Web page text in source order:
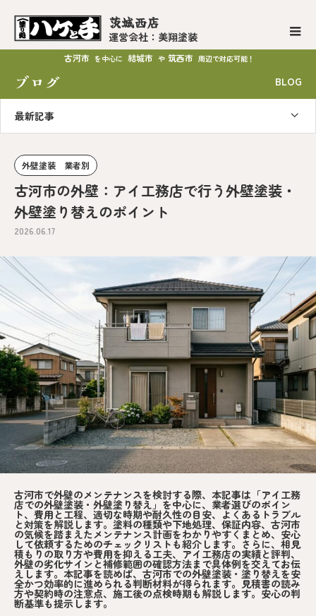
茨城西店
運営会社：美翔塗装
古河市 を中心に 結城市 や 筑西市 周辺で対応可能！
ブログ BLOG
最新記事
外壁塗装 業者別
古河市の外壁：アイ工務店で行う外壁塗装・
外壁塗り替えのポイント
2026.06.17
古河市で外壁のメンテナンスを検討する際、本記事は「アイ工務
店での外壁塗装・外壁塗り替え」を中心に、業者選びのポイン
ト、費用と工程、適切な時期や耐久性の目安、よくあるトラブル
と対策を解説します。塗料の種類や下地処理、保証内容、古河市
の気候を踏まえたメンテナンス計画をわかりやすくまとめ、安心
して依頼するためのチェックリストも紹介します。さらに、相見
積もりの取り方や費用を抑える工夫、アイ工務店の実績と評判、
外壁の劣化サインと補修範囲の確認方法まで具体例を交えてお伝
えします。本記事を読めば、古河市での外壁塗装・塗り替えを安
全かつ効率的に進められる判断材料が得られます。見積書の読み
方や契約時の注意点、施工後の点検時期も解説します。安心の判
断基準も提示します。